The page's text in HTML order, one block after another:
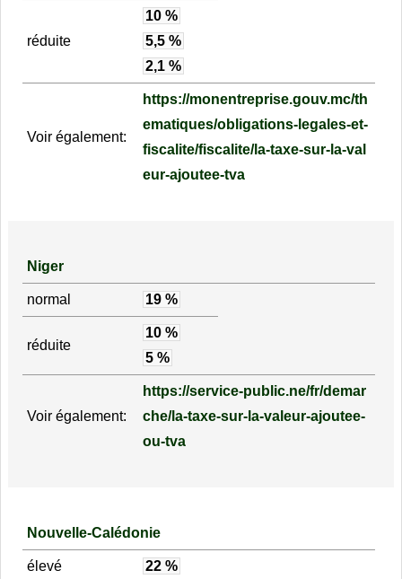
réduite
10 %
5,5 %
2,1 %
Voir également:
https://monentreprise.gouv.mc/th
ematiques/obligations-legales-et-
fiscalite/fiscalite/la-taxe-sur-la-val
eur-ajoutee-tva
Niger
normal 19 %
réduite
10 %
5 %
Voir également:
https://service-public.ne/fr/demar
che/la-taxe-sur-la-valeur-ajoutee-
ou-tva
Nouvelle-Calédonie
élevé 22 %